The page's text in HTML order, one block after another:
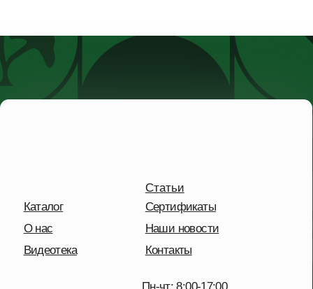
Каталог
О нас
Сертификаты
Пн-чт: 8:00-17:00
Отправить сообщение